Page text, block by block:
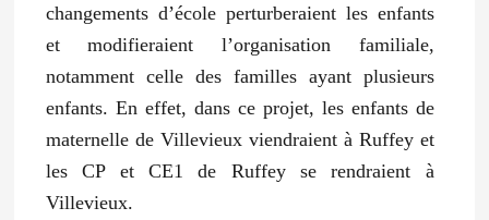
changements d’école perturberaient les enfants
et modifieraient l’organisation familiale,
notamment celle des familles ayant plusieurs
enfants. En effet, dans ce projet, les enfants de
maternelle de Villevieux viendraient à Ruffey et
les CP et CE1 de Ruffey se rendraient à
Villevieux.